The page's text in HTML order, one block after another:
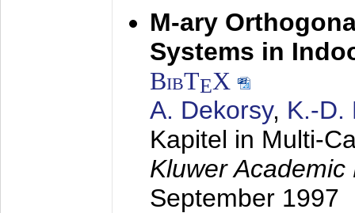
M-ary
Systems in
BibTEX
A. Dekorsy, K.-D.
Kapitel in Multi-
Kluwer
September 1997